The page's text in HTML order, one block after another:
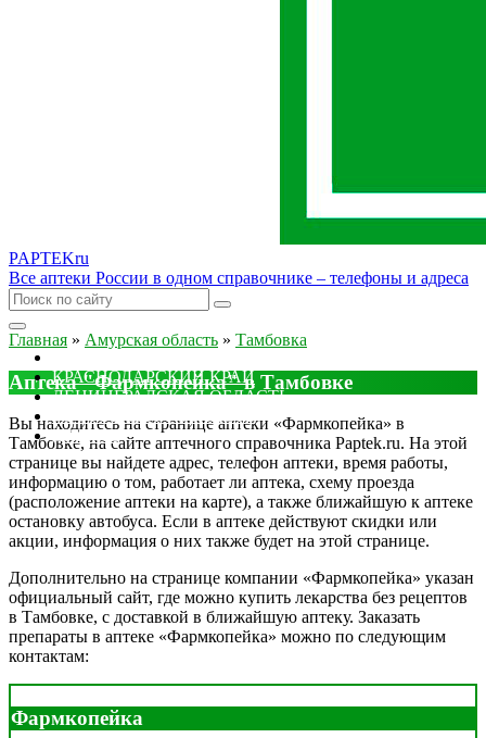
PAPTEKru
Все аптеки России в одном справочнике – телефоны и адреса
КРАСНОДАРСКИЙ КРАЙ
ЛЕНИНГРАДСКАЯ ОБЛАСТЬ
ДРУГИЕ
Главная » Амурская область » Тамбовка
Аптека "Фармкопейка" в Тамбовке
Вы находитесь на странице аптеки «Фармкопейка» в
Тамбовке, на сайте аптечного справочника Paptek.ru. На этой
странице вы найдете адрес, телефон аптеки, время работы,
информацию о том, работает ли аптека, схему проезда
(расположение аптеки на карте), а также ближайшую к аптеке
остановку автобуса. Если в аптеке действуют скидки или
акции, информация о них также будет на этой странице.
Дополнительно на странице компании «Фармкопейка» указан
официальный сайт, где можно купить лекарства без рецептов
в Тамбовке, с доставкой в ближайшую аптеку. Заказать
препараты в аптеке «Фармкопейка» можно по следующим
контактам:
Фармкопейка